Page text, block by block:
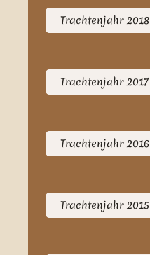
Trachtenjahr 2018
Trachtenjahr 2017
Trachtenjahr 2016
Trachtenjahr 2015